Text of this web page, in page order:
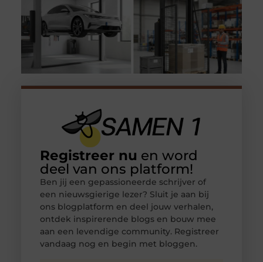
Registreer nu en word
deel van ons platform!
Ben jij een gepassioneerde schrijver of
een nieuwsgierige lezer? Sluit je aan bij
ons blogplatform en deel jouw verhalen,
ontdek inspirerende blogs en bouw mee
aan een levendige community. Registreer
vandaag nog en begin met bloggen.